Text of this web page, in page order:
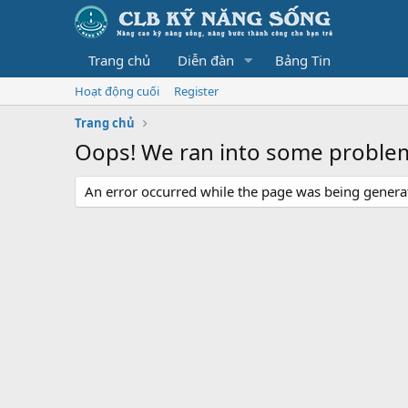
Trang chủ Diễn đàn Bảng Tin
Hoạt động cuối
Register
Trang chủ
Oops! We ran into some
An error occurred while the page was being